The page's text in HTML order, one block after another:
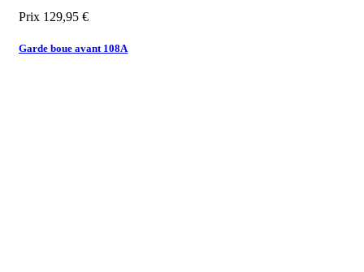
Prix 129,95 €
Garde boue avant 108A